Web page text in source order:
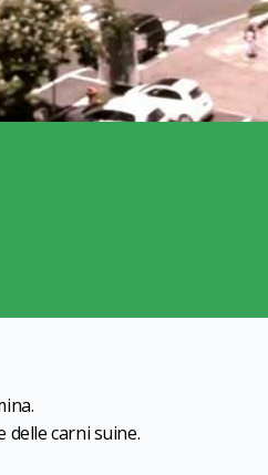
carni suine.